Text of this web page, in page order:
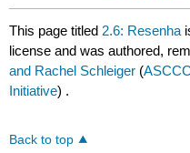
This page titled 2.6: Resenha
license and was authored,
and Rachel Schleiger (
Initiative) .
Back to top